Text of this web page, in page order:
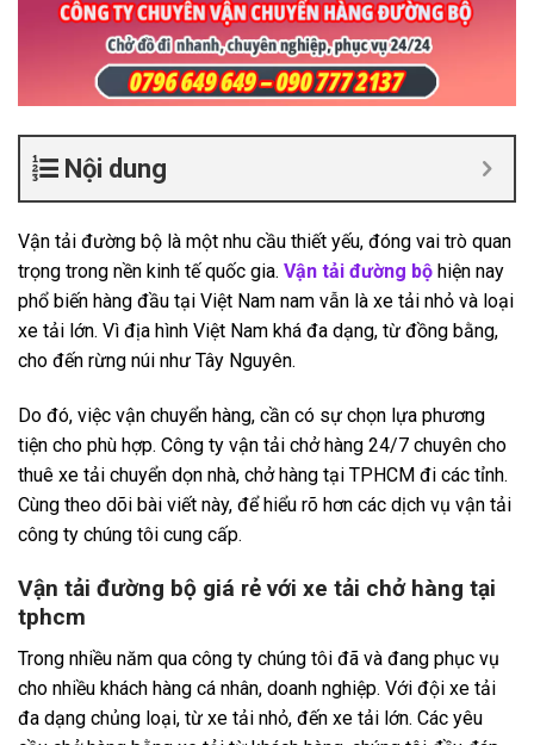
Nội dung
Vận tải đường bộ là một nhu cầu thiết yếu, đóng vai trò quan
trọng trong nền kinh tế quốc gia. Vận tải đường bộ hiện nay
phổ biến hàng đầu tại Việt Nam nam vẫn là xe tải nhỏ và loại
xe tải lớn. Vì địa hình Việt Nam khá đa dạng, từ đồng bằng,
cho đến rừng núi như Tây Nguyên.
Do đó, việc vận chuyển hàng, cần có sự chọn lựa phương
tiện cho phù hợp. Công ty vận tải chở hàng 24/7 chuyên cho
thuê xe tải chuyển dọn nhà, chở hàng tại TPHCM đi các tỉnh.
Cùng theo dõi bài viết này, để hiểu rõ hơn các dịch vụ vận tải
công ty chúng tôi cung cấp.
Vận tải đường bộ giá rẻ với xe tải chở hàng tại
tphcm
Trong nhiều năm qua công ty chúng tôi đã và đang phục vụ
cho nhiều khách hàng cá nhân, doanh nghiệp. Với đội xe tải
đa dạng chủng loại, từ xe tải nhỏ, đến xe tải lớn. Các yêu